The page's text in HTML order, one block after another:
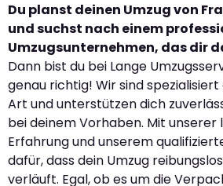
Du planst deinen Umzug von
und suchst nach einem
Umzugsunternehmen, das dir
Dann bist du bei Lange
genau richtig! Wir sind
Art und unterstützen dich
bei deinem Vorhaben. Mit unserer
Erfahrung und unserem
dafür, dass dein Umzug
verläuft. Egal, ob es um die